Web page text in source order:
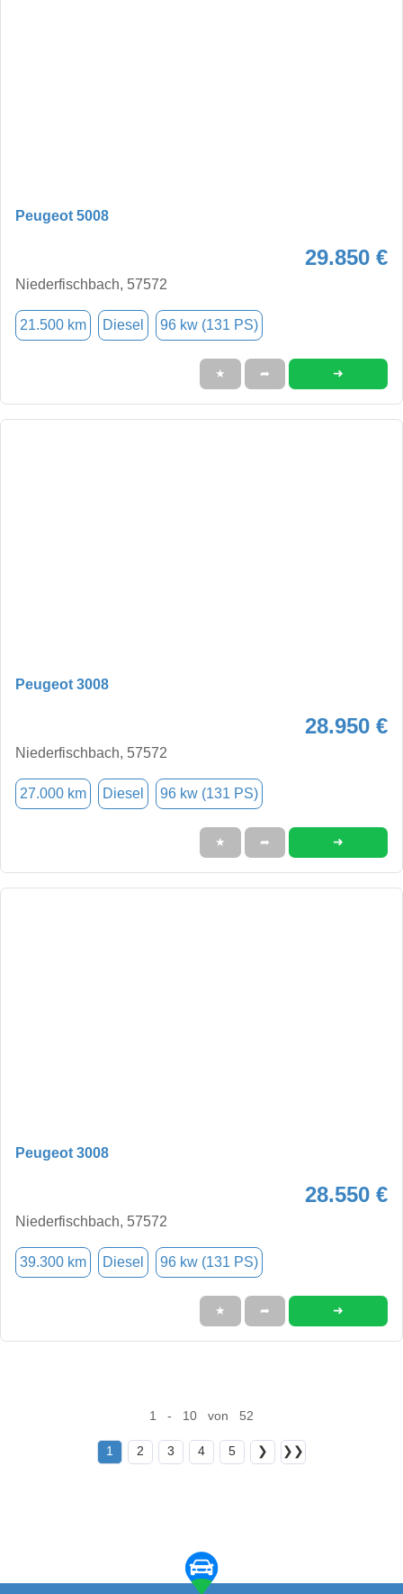
Peugeot 5008
29.850 €
Niederfischbach, 57572
21.500 km Diesel 96 kw (131 PS)
★ ➦ ➜
Peugeot 3008
28.950 €
Niederfischbach, 57572
27.000 km Diesel 96 kw (131 PS)
★ ➦ ➜
Peugeot 3008
28.550 €
Niederfischbach, 57572
39.300 km Diesel 96 kw (131 PS)
★ ➦ ➜
1 - 10 von 52
1 2 3 4 5 ❯ ❯❯